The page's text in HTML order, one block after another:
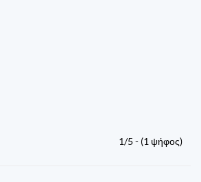
1/5 - (1 ψήφος)